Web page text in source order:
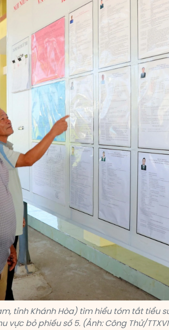
tỉnh Khánh Hòa) tìm hiểu tóm tắt tiểu
vực bỏ phiếu số 5. (Ảnh: Công Thử/